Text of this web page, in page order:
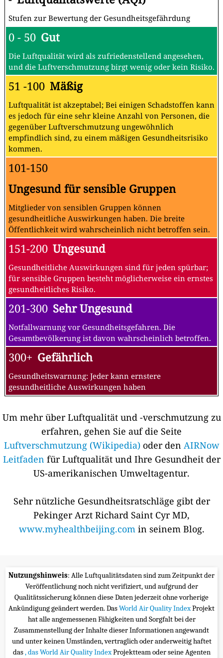
Stufen zur Bewertung der Gesundheitsgefährdung
0 - 50 Gut
Die Luftqualität wird als zufriedenstellend angesehen,
und die Luftverschmutzung birgt wenig oder kein Risiko.
51 -100 Mäßig
Luftqualität ist akzeptabel; Bei einigen Schadstoffen kann
es jedoch für eine sehr kleine Anzahl von Personen, die
gegenüber Luftverschmutzung ungewöhnlich
empfindlich sind, zu einem mäßigen Gesundheitsrisiko
kommen.
101-150
Ungesund für sensible Gruppen
Mitglieder von sensiblen Gruppen können
gesundheitliche Auswirkungen haben. Die breite
Öffentlichkeit wird wahrscheinlich nicht betroffen sein.
151-200 Ungesund
Gesundheitliche Auswirkungen sind für jeden spürbar;
für sensible Gruppen besteht möglicherweise ein ernstes
gesundheitliches Risiko.
201-300 Sehr Ungesund
Notfallwarnung vor Gesundheitsgefahren. Die
Gesamtbevölkerung ist davon wahrscheinlich betroffen.
300+ Gefährlich
Gesundheitswarnung: Jeder kann ernstere
gesundheitliche Auswirkungen haben
Um mehr über Luftqualität und -verschmutzung zu
erfahren, gehen Sie auf die Seite
Luftverschmutzung (Wikipedia)oder den AIRNow
Leitfaden für Luftqualität und Ihre Gesundheit der
US-amerikanischen Umweltagentur.
Sehr nützliche Gesundheitsratschläge gibt der
Pekinger Arzt Richard Saint Cyr MD,
www.myhealthbeijing.comin seinem Blog.
Nutzungshinweis: Alle Luftqualitätsdaten sind zum Zeitpunkt der
Veröffentlichung noch nicht verifiziert, und aufgrund der
Qualitätssicherung können diese Daten jederzeit ohne vorherige
Ankündigung geändert werden. DasWorld Air Quality IndexProjekt
hat alle angemessenen Fähigkeiten und Sorgfalt bei der
Zusammenstellung der Inhalte dieser Informationen angewandt
und unter keinen Umständen, vertraglich oder anderweitig haftet
das, das World Air Quality IndexProjektteam oder seine Agenten